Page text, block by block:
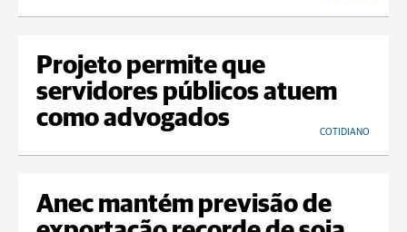
Projeto permite que
servidores públicos atuem
como advogados
COTIDIANO
Anec mantém previsão de